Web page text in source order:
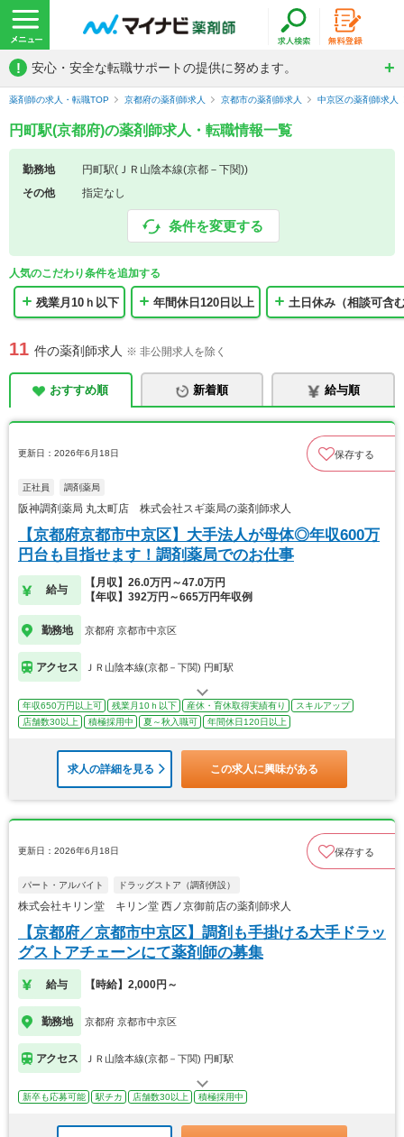
! 安心・安全な転職サポートの提供に努めます。
薬剤師の求人・転職TOP 京都府の薬剤師求人 京都市の薬剤師求人 中京区の薬剤師求人
円町駅(京都府)の薬剤師求人・転職情報一覧
勤務地
円町駅(ＪＲ山陰本線(京都－下関))
その他
指定なし
条件を変更する
人気のこだわり条件を追加する
残業月10ｈ以下 年間休日120日以上 土日休み（相談可含
11 件の薬剤師求人 ※ 非公開求人を除く
おすすめ順 新着順 給与順
更新日：2026年6月18日 保存する
正社員 調剤薬局
阪神調剤薬局 丸太町店 株式会社スギ薬局の薬剤師求人
【京都府京都市中京区】大手法人が母体◎年収600万
円台も目指せます！調剤薬局でのお仕事
給与
【月収】26.0万円～47.0万円
【年収】392万円～665万円年収例
勤務地 京都府 京都市中京区
アクセス ＪＲ山陰本線(京都－下関) 円町駅
年収650万円以上可 残業月10ｈ以下 産休・育休取得実績有り
スキルアップ
店舗数30以上
積極採用中 夏～秋入職可 年間休日120日以上
求人の詳細を見る この求人に興味がある
更新日：2026年6月18日 保存する
パート・アルバイト ドラッグストア（調剤併設）
株式会社キリン堂 キリン堂 西ノ京御前店の薬剤師求人
【京都府／京都市中京区】調剤も手掛ける大手ドラッ
グストアチェーンにて薬剤師の募集
給与 【時給】2,000円～
勤務地 京都府 京都市中京区
アクセス ＪＲ山陰本線(京都－下関) 円町駅
新卒も応募可能 駅チカ 店舗数30以上 積極採用中